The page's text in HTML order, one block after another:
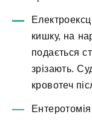
кишку, на
подається
зрізають.
кровотеч